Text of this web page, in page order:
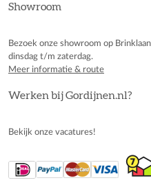
Showroom
Bezoek onze showroom op
dinsdag t/m zaterdag.
Meer informatie & route
Werken bij Gordijnen.nl?
Bekijk onze vacatures!